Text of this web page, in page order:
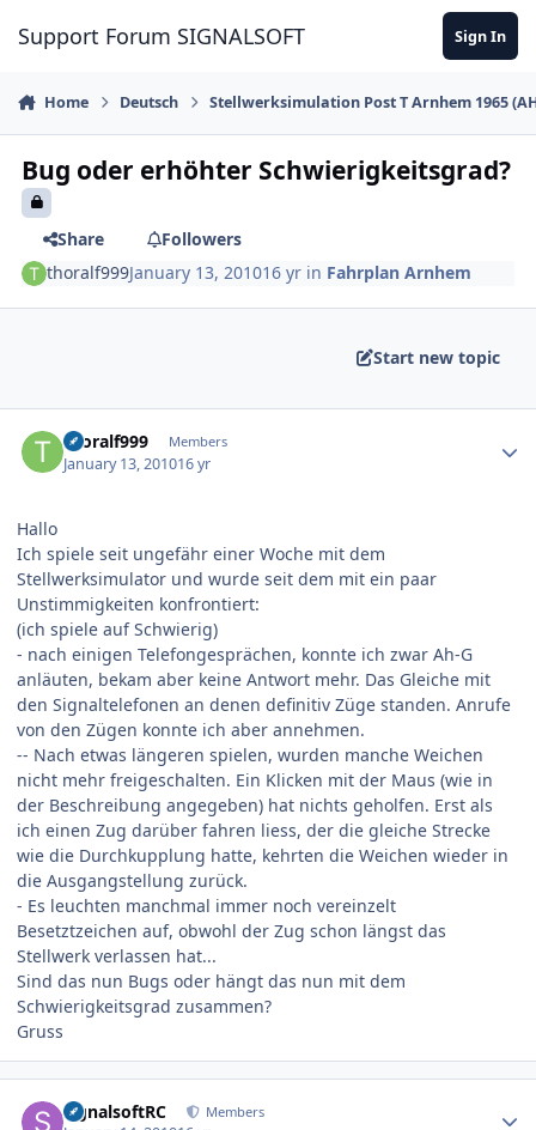
Support Forum SIGNALSOFT Sign In
Home Deutsch Stellwerksimulation Post T Arnhem 1965
Bug oder erhöhter Schwierigkeitsgrad?
Share
Followers
thoralf999January 13, 201016 yr in Fahrplan Arnhem
Start new topic
thoralf999 Members
January 13, 201016 yr
Hallo
Ich spiele seit ungefähr einer Woche mit dem
Stellwerksimulator und wurde seit dem mit ein paar
Unstimmigkeiten konfrontiert:
(ich spiele auf Schwierig)
- nach einigen Telefongesprächen, konnte ich zwar Ah-G
anläuten, bekam aber keine Antwort mehr. Das Gleiche mit
den Signaltelefonen an denen definitiv Züge standen. Anrufe
von den Zügen konnte ich aber annehmen.
-- Nach etwas längeren spielen, wurden manche Weichen
nicht mehr freigeschalten. Ein Klicken mit der Maus (wie in
der Beschreibung angegeben) hat nichts geholfen. Erst als
ich einen Zug darüber fahren liess, der die gleiche Strecke
wie die Durchkupplung hatte, kehrten die Weichen wieder in
die Ausgangstellung zurück.
- Es leuchten manchmal immer noch vereinzelt
Besetztzeichen auf, obwohl der Zug schon längst das
Stellwerk verlassen hat...
Sind das nun Bugs oder hängt das nun mit dem
Schwierigkeitsgrad zusammen?
Gruss
signalsoftRC Members